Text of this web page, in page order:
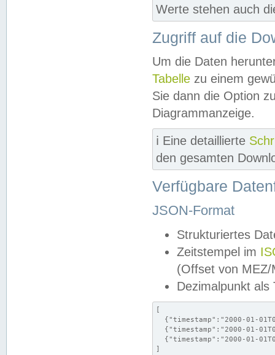
Werte stehen auch
Zugriff auf die
Um die Daten
Tabelle zu einem
Sie dann die Option
Diagrammanzeige.
ℹ️ Eine detaillierte
den gesamten
Verfügbare
JSON-Format
Strukturiertes
Zeitstempel im
(Offset von MEZ/
Dezimalpunkt als
[
{"timestamp":"2000-01-
{"timestamp":"2000-01-
{"timestamp":"2000-01-
]